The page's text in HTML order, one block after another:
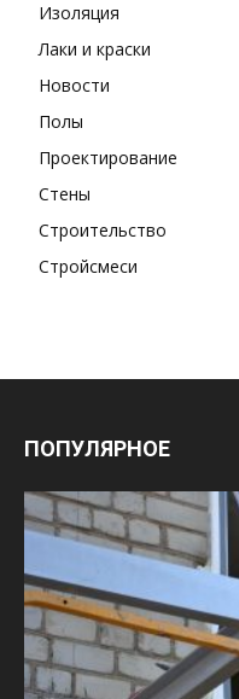
Изоляция
Лаки и краски
Новости
Полы
Проектирование
Стены
Строительство
Стройсмеси
ПОПУЛЯРНОЕ